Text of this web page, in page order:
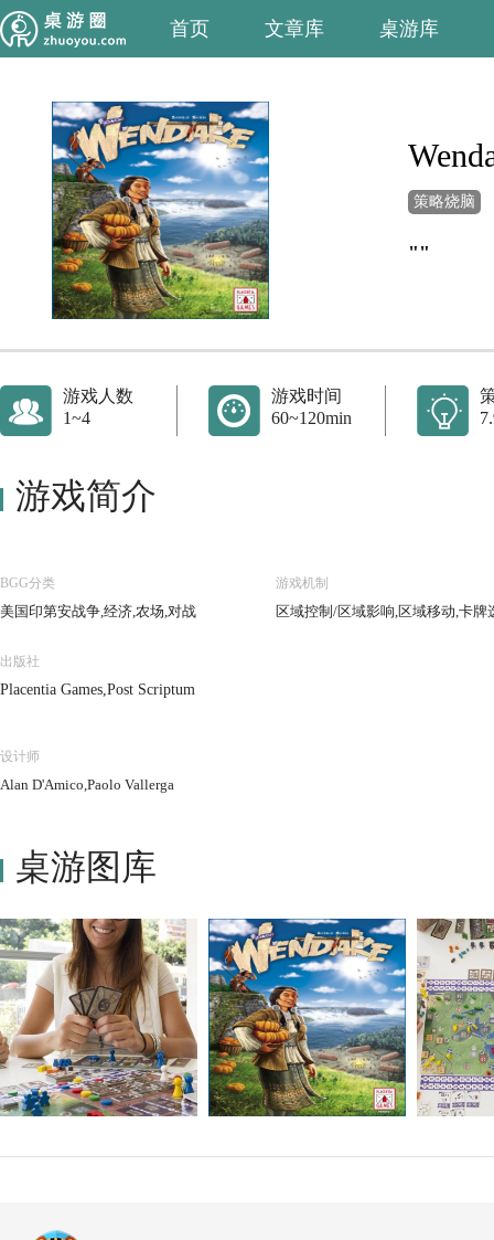
首页 文章库 桌游库
策略烧脑
""
游戏人数
1~4
游戏时间
60~120min
游戏简介
BGG分类
美国印第安战争,经济,农场,对战
游戏机制
区域控制/区域影响,区域移动,卡
出版社
Placentia Games,Post Scriptum
设计师
Alan D'Amico,Paolo Vallerga
桌游图库